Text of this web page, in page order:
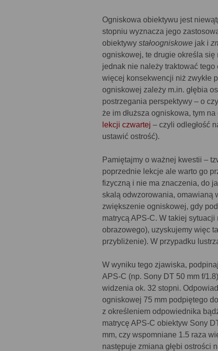
Ogniskowa obiektywu jest
stopniu wyznacza jego
obiektywy stałoogniskowe jak i
ogniskowej, te drugie określa się
jednak nie należy traktować
więcej konsekwencji niż zwykłe
ogniskowej zależy m.in. głębia
postrzegania perspektywy – o
że im dłuższa ogniskowa, tym
lekcji czwartej – czyli odległość
ustawić ostrość).
Pamiętajmy o ważnej kwestii –
poprzednie lekcje ale warto go
fizyczną i nie ma znaczenia, do
skalą odwzorowania, omawianą
zwiększenie ogniskowej, gdy
matrycą APS-C. W takiej
obrazowego), uzyskujemy więc
przybliżenie). W przypadku
W wyniku tego zjawiska,
APS-C (np. Sony DT 50 mm f/
widzenia ok. 32 stopni.
ogniskowej 75 mm podpiętego
z określeniem odpowiednika
matrycę APS-C obiektyw Sony
mm, czy wspomniane 1.5 raza
następuje zmiana głębi ostrości